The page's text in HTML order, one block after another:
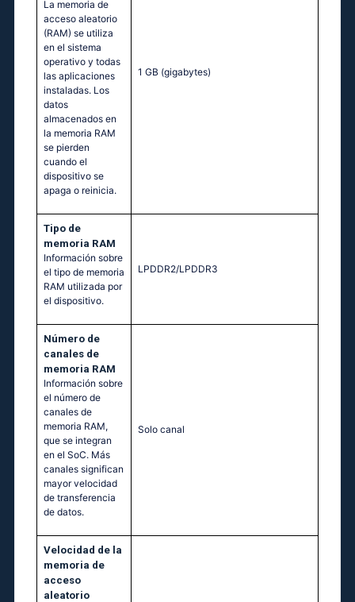
La memoria de
acceso aleatorio
(RAM) se utiliza
en el sistema
operativo y todas
las aplicaciones
instaladas. Los
datos
almacenados en
la memoria RAM
se pierden
cuando el
dispositivo se
apaga o reinicia.
1 GB (gigabytes)
Tipo de
memoria RAM
Información sobre
el tipo de memoria
RAM utilizada por
el dispositivo.
LPDDR2/LPDDR3
Número de
canales de
memoria RAM
Información sobre
el número de
canales de
memoria RAM,
que se integran
en el SoC. Más
canales significan
mayor velocidad
de transferencia
de datos.
Solo canal
Velocidad de la
memoria de
acceso
aleatorio